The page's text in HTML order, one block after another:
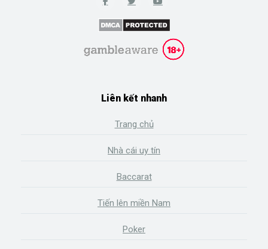
Liên kết nhanh
Trang chủ
Nhà cái uy tín
Baccarat
Tiến lên miền Nam
Poker